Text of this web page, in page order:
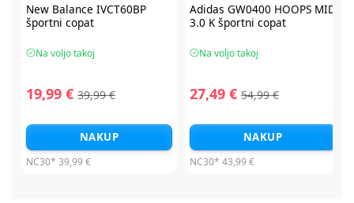
New Balance IVCT60BP
športni copat
Na voljo takoj
19,99 € 39,99 €
NAKUP
NC30* 39,99 €
Adidas GW0400 HOOPS MID
3.0 K športni copat
Na voljo takoj
27,49 € 54,99 €
NAKUP
NC30* 43,99 €